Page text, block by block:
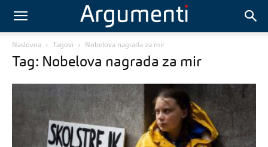
Naslovna Tagovi Nobelova nagrada za mir
Tag: Nobelova nagrada za mir